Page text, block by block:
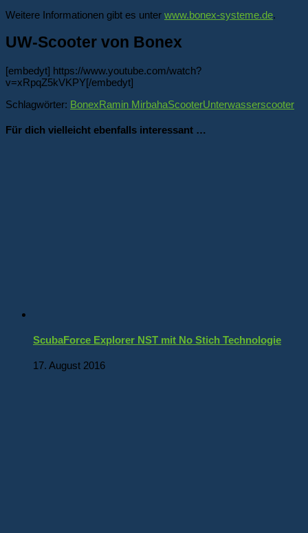
Weitere Informationen gibt es unter www.bonex-systeme.de.
UW-Scooter von Bonex
[embedyt] https://www.youtube.com/watch?
v=xRpqZ5kVKPY[/embedyt]
Schlagwörter: BonexRamin MirbahaScooterUnterwasserscooter
Für dich vielleicht ebenfalls interessant …
ScubaForce Explorer NST mit No Stich Technologie
17. August 2016